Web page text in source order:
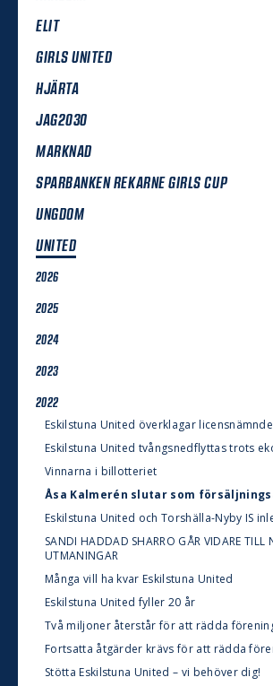
ELIT
GIRLS UNITED
HJÄRTA
JAG2030
MARKNAD
SPARBANKEN REKARNE GIRLS CUP
UNGDOM
UNITED
2026
2025
2024
2023
2022
Eskilstuna United överklagar
Eskilstuna United tvångsnedflyttas trots
Vinnarna i billotteriet
Åsa Kalmerén slutar som
Eskilstuna United och Torshälla-Nyby IS
SANDI HADDAD SHARRO GÅR VIDARE TILL
UTMANINGAR
Många vill ha kvar Eskilstuna United
Eskilstuna United fyller 20 år
Två miljoner återstår för att rädda
Fortsatta åtgärder krävs för att rädda
Stötta Eskilstuna United – vi behöver dig!